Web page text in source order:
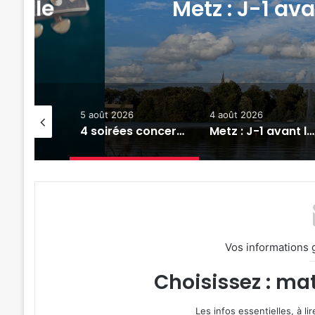
: J-1 avant le cinéma
d’Eau
5 août 2026
4 soirées concerts prévues à Ars-sur-Moselle du 7 au 28 août 2026
4 août 2026
Metz : J-1 avant le cinéma plein air au Plan d’Eau
3
Vos informations
Choisissez :
Les infos essentielles, à